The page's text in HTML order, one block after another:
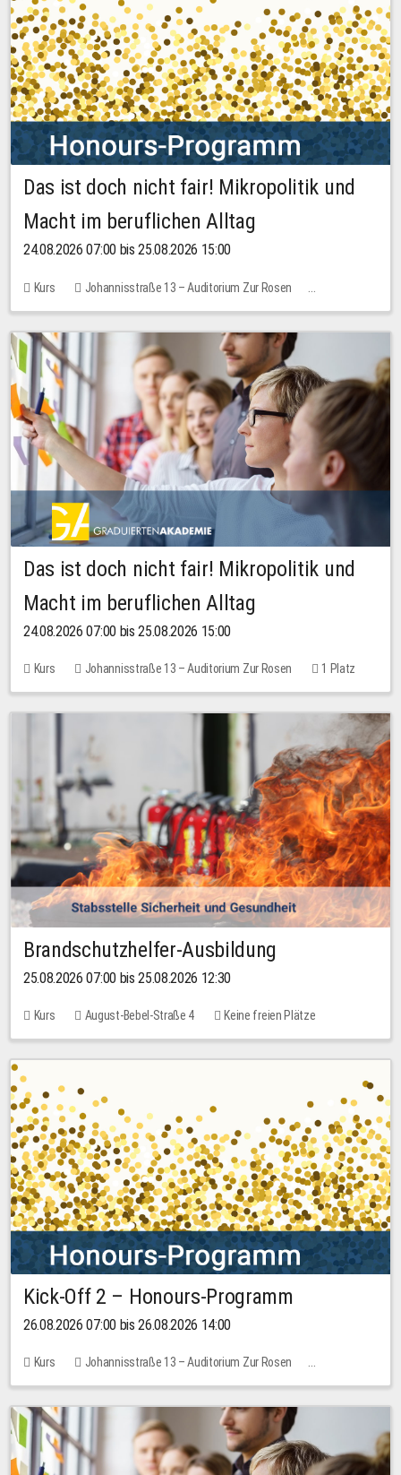
Das ist doch nicht fair! Mikropolitik und
Macht im beruflichen Alltag
24.08.2026 07:00 bis 25.08.2026 15:00
Kurs
Johannisstraße 13 – Auditorium Zur Rosen
Keine freien Plätze
Das ist doch nicht fair! Mikropolitik und
Macht im beruflichen Alltag
24.08.2026 07:00 bis 25.08.2026 15:00
Kurs Johannisstraße 13 – Auditorium Zur Rosen
1 Platz
30,00 EUR
Brandschutzhelfer-Ausbildung
25.08.2026 07:00 bis 25.08.2026 12:30
Kurs August-Bebel-Straße 4 Keine freien Plätze
Kick-Off 2 – Honours-Programm
26.08.2026 07:00 bis 26.08.2026 14:00
Kurs
Johannisstraße 13 – Auditorium Zur Rosen
Keine freien Plätze